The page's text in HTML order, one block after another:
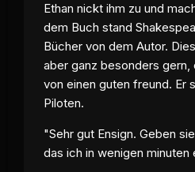
Ethan nickt ihm zu und
dem Buch stand
Bücher von dem Autor.
aber ganz besonders
von einen guten freund. Er
Piloten.
"Sehr gut Ensign. Geben
das ich in wenigen minuten